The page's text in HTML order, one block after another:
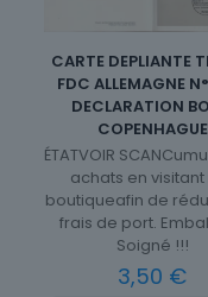
CARTE DEPLIANTE
FDC ALLEMAGNE
DECLARATION
COPENHAGUE
ÉTATVOIR
achats en
boutiqueafin de
frais de port.
Soigné !!!
3,50 €